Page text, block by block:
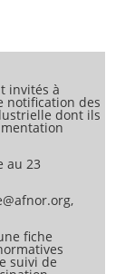
des savoirs
organisations
sur la
des
pris en
démarche
de
d'analyse
de mise
actions actées.
invités à
notification des
dont ils
au 23
fiche
suivi de